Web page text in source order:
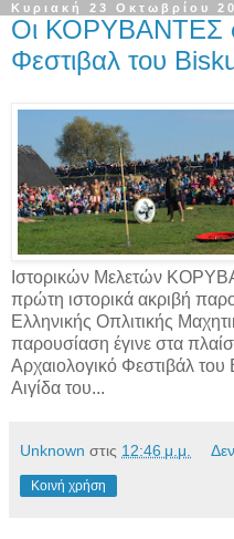
Κυριακή 23 Οκτωβρίου
Οι ΚΟΡΥΒΑΝΤΕΣ
Φεστιβαλ του
Ιστορικών Μελετών
πρώτη ιστορικά ακριβή
Ελληνικής Οπλιτικής
παρουσίαση έγινε στα
Αρχαιολογικό Φεστιβάλ
Αιγίδα του...
Unknown στις 12:46 μ.μ.
Κοινή χρήση